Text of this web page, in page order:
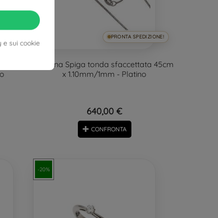
PRONTA SPEDIZIONE!
Collana Spiga tonda sfaccettata 45cm
x 1.10mm/1mm - Platino
640,00 €
CONFRONTA
-20%
e sui cookie